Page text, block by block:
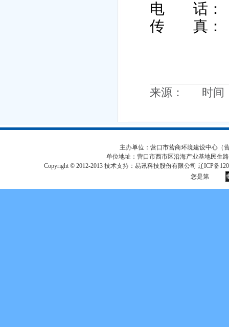
电
话：
传
真：
来源： 时间
主办单位：营口市营商环境建设中心（
单位地址：营口市西市区沿海产业基地民生
Copyright © 2012-2013 技术支持：易讯科技股份有限公司 辽ICP备
您是第